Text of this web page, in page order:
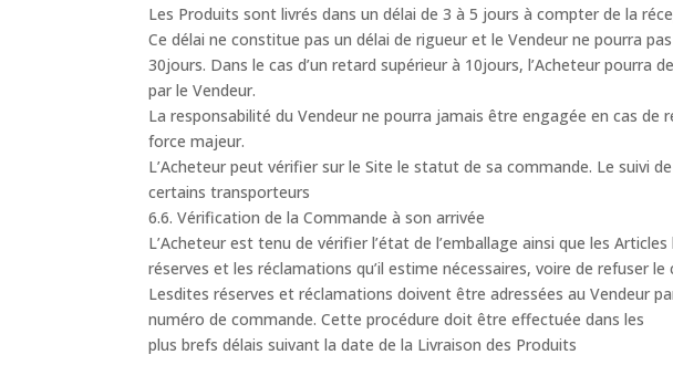
Les Produits sont livrés dans un délai de 3 à 5 jours à compter de la
Ce délai ne constitue pas un délai de rigueur et le Vendeur ne pourra
30jours. Dans le cas d’un retard supérieur à 10jours, l’Acheteur
par le Vendeur.
La responsabilité du Vendeur ne pourra jamais être engagée en cas de
force majeur.
L’Acheteur peut vérifier sur le Site le statut de sa commande. Le suivi
certains transporteurs
6.6. Vérification de la Commande à son arrivée
L’Acheteur est tenu de vérifier l’état de l’emballage ainsi que les
réserves et les réclamations qu’il estime nécessaires, voire de refuser
Lesdites réserves et réclamations doivent être adressées au Vendeur
numéro de commande. Cette procédure doit être effectuée dans les
plus brefs délais suivant la date de la Livraison des Produits